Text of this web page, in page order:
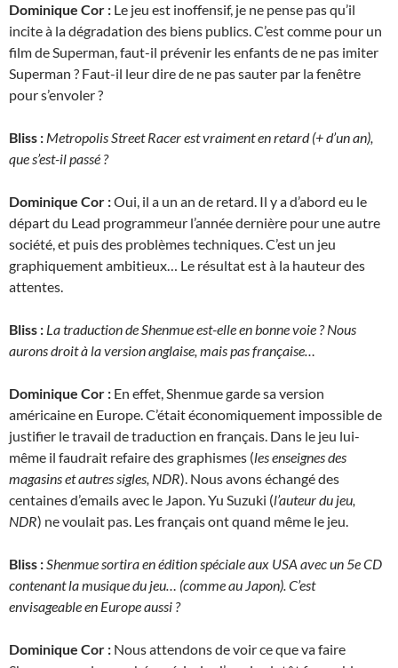
Dominique Cor : Le jeu est inoffensif, je ne pense pas qu’il
incite à la dégradation des biens publics. C’est comme pour un
film de Superman, faut-il prévenir les enfants de ne pas imiter
Superman ? Faut-il leur dire de ne pas sauter par la fenêtre
pour s’envoler ?
Bliss : Metropolis Street Racer est vraiment en retard (+ d’un an),
que s’est-il passé ?
Dominique Cor :Oui, il a un an de retard. Il y a d’abord eu le
départ du Lead programmeur l’année dernière pour une autre
société, et puis des problèmes techniques. C’est un jeu
graphiquement ambitieux… Le résultat est à la hauteur des
attentes.
Bliss : La traduction de Shenmue est-elle en bonne voie ? Nous
aurons droit à la version anglaise, mais pas française…
Dominique Cor : En effet, Shenmue garde sa version
américaine en Europe. C’était économiquement impossible de
justifier le travail de traduction en français. Dans le jeu lui-
même il faudrait refaire des graphismes (les enseignes des
magasins et autres sigles, NDR). Nous avons échangé des
centaines d’emails avec le Japon. Yu Suzuki (l’auteur du jeu,
NDR) ne voulait pas. Les français ont quand même le jeu.
Bliss :Shenmue sortira en édition spéciale aux USA avec un 5e CD
contenant la musique du jeu… (comme au Japon). C’est
envisageable en Europe aussi ?
Dominique Cor : Nous attendons de voir ce que va faire